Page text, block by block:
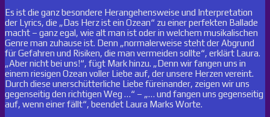
Es ist die ganz besondere Herangehensweise und Interpretation
der Lyrics, die „Das Herz ist ein Ozean“ zu einer perfekten Ballade
macht – ganz egal, wie alt man ist oder in welchem musikalischen
Genre man zuhause ist. Denn „normalerweise steht der Abgrund
für Gefahren und Risiken, die man vermeiden sollte“, erklärt Laura.
„Aber nicht bei uns!“, fügt Mark hinzu. „Denn wir fangen uns in
einem riesigen Ozean voller Liebe auf, der unsere Herzen vereint.
Durch diese unerschütterliche Liebe füreinander, zeigen wir uns
gegenseitig den richtigen Weg …“ – „… und fangen uns gegenseitig
auf, wenn einer fällt“, beendet Laura Marks Worte.